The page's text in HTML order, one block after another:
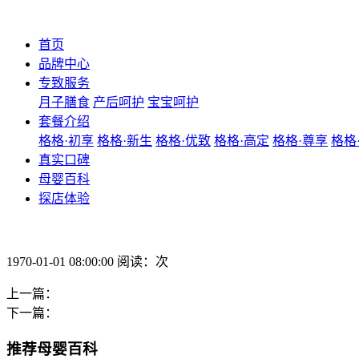
首页
品牌中心
专致服务
月子膳食 产后呵护 宝宝呵护
套餐介绍
格格·初享 格格·新生 格格·优致 格格·高定 格格·尊享 格格
真实口碑
母婴百科
探店体验
1970-01-01 08:00:00 阅读：次
上一篇：
下一篇：
推荐母婴百科